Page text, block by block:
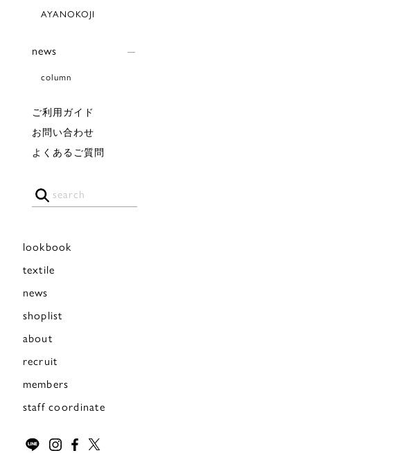
AYANOKOJI
news
column
ご利用ガイド
お問い合わせ
よくあるご質問
lookbook
textile
news
shoplist
about
recruit
members
staff coordinate